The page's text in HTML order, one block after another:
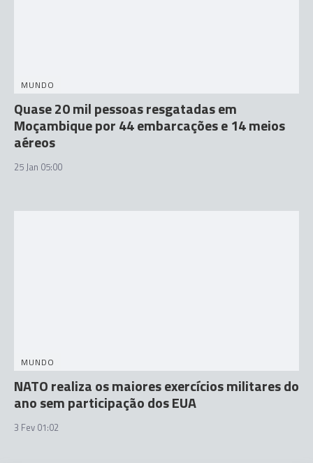
MUNDO
Quase 20 mil pessoas resgatadas em
Moçambique por 44 embarcações e 14 meios
aéreos
25 Jan 05:00
MUNDO
NATO realiza os maiores exercícios militares do
ano sem participação dos EUA
3 Fev 01:02